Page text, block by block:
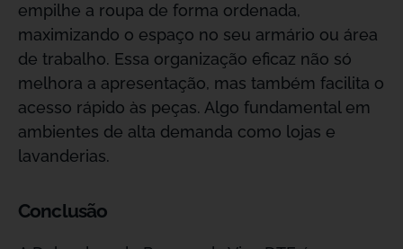
empilhe a roupa de forma ordenada,
maximizando o espaço no seu armário ou área
de trabalho. Essa organização eficaz não só
melhora a apresentação, mas também facilita o
acesso rápido às peças. Algo fundamental em
ambientes de alta demanda como lojas e
lavanderias.
Conclusão